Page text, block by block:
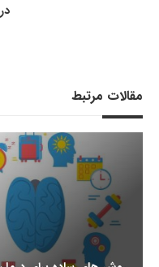
مقالات مرتبط